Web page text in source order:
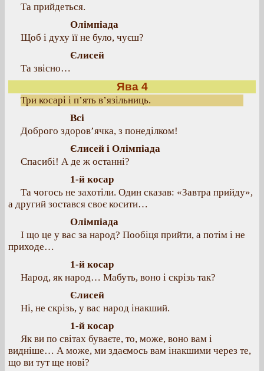
Та прийдеться.
Олімпіада
Щоб і духу її не було, чуєш?
Єлисей
Та звісно…
Ява 4
Три косарі і п’ять в’язільниць.
Всі
Доброго здоров’ячка, з понеділком!
Єлисей і Олімпіада
Спасибі! А де ж останні?
1-й косар
Та чогось не захотіли. Один сказав: «Завтра прийду»,
а другий зостався своє косити…
Олімпіада
І що це у вас за народ? Пообіця прийти, а потім і не
приходе…
1-й косар
Народ, як народ… Мабуть, воно і скрізь так?
Єлисей
Ні, не скрізь, у вас народ інакший.
1-й косар
Як ви по світах буваєте, то, може, воно вам і
видніше… А може, ми здаємось вам інакшими через те,
що ви тут ще нові?